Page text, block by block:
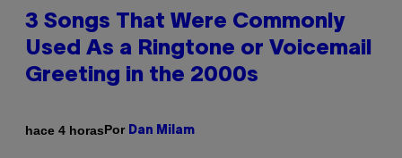
3 Songs That Were Commonly
Used As a Ringtone or Voicemail
Greeting in the 2000s
hace 4 horasPor Dan Milam